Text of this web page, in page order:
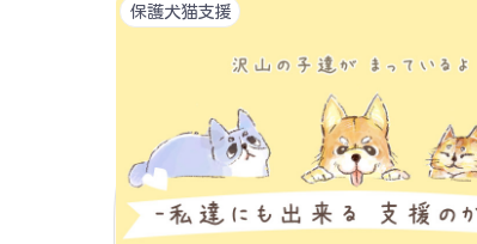
保護犬猫支援